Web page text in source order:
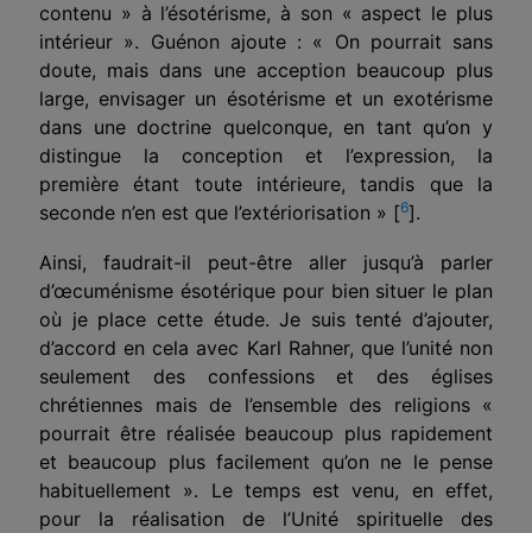
contenu » à l’ésotérisme, à son « aspect le plus
intérieur ». Guénon ajoute : « On pourrait sans
doute, mais dans une acception beaucoup plus
large, envisager un ésotérisme et un exotérisme
dans une doctrine quelconque, en tant qu’on y
distingue la conception et l’expression, la
première étant toute intérieure, tandis que la
seconde n’en est que l’extériorisation » [6].
Ainsi, faudrait-il peut-être aller jusqu’à parler
d’œcuménisme ésotérique pour bien situer le plan
où je place cette étude. Je suis tenté d’ajouter,
d’accord en cela avec Karl Rahner, que l’unité non
seulement des confessions et des églises
chrétiennes mais de l’ensemble des religions «
pourrait être réalisée beaucoup plus rapidement
et beau­coup plus facilement qu’on ne le pense
habituellement ». Le temps est venu, en effet,
pour la réalisation de l’Unité spirituelle des